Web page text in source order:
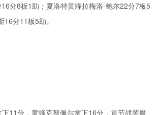
分8板1助；夏洛特黄蜂拉梅洛-鲍尔22分7板5
分11板5助。
11分，黄蜂克努佩尔拿下16分，首节战罢魔